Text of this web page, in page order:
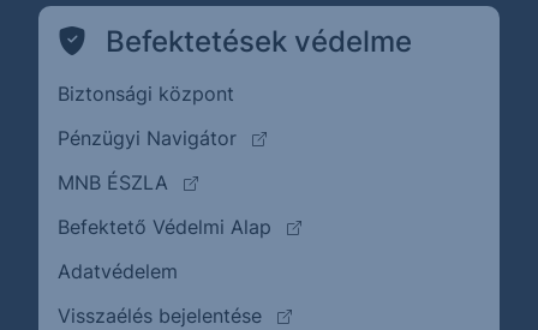
Befektetések védelme
Biztonsági központ
Pénzügyi Navigátor
(külső oldalra ugrik)
MNB ÉSZLA
(külső oldalra ugrik)
Befektető Védelmi Alap
(külső oldalra ugrik)
Adatvédelem
Visszaélés bejelentése
(külső oldalra ugrik)